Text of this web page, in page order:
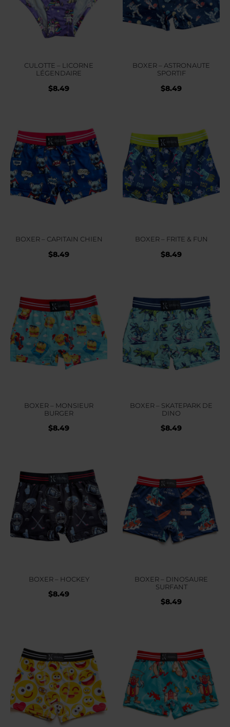
CULOTTE – LICORNE
LÉGENDAIRE
$8.49
BOXER – ASTRONAUTE
SPORTIF
$8.49
BOXER – CAPITAIN CHIEN
$8.49
BOXER – FRITE & FUN
$8.49
BOXER – MONSIEUR
BURGER
$8.49
BOXER – SKATEPARK DE
DINO
$8.49
BOXER – HOCKEY
$8.49
BOXER – DINOSAURE
SURFANT
$8.49